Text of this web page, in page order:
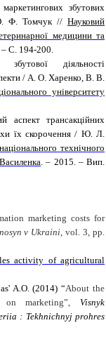
збутових
О. Ф. Томчук // Науковий
медицини та
С. 194-200.
діяльності
/ А. О. Харенко, В. В.
університету
аспект трансакційних
їх скорочення / Ю. Л.
технічного
. – 2015. – Вип.
marketing costs for
v Ukraini,vol.3, pp.
activity of agricultural
A.O. (2014) “About the
marketing”, Visnyk
: Tekhnichnyj prohres